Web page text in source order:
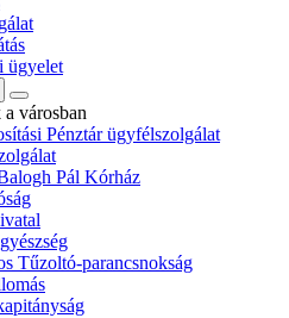
ügyelet
városban
Pénztár ügyfélszolgálat
Pál Kórház
Tűzoltó-parancsnokság